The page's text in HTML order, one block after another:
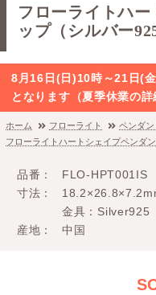
フローライトハ
ップ（シルバー925
8月16日(日)10時～21日(
となります（夏季休業の詳
ホーム フローライト
ペンダン
フローライトハートシェイプペンダ
品番
FLO-HPT001IS
寸法
金具：Silver925
産地
中国